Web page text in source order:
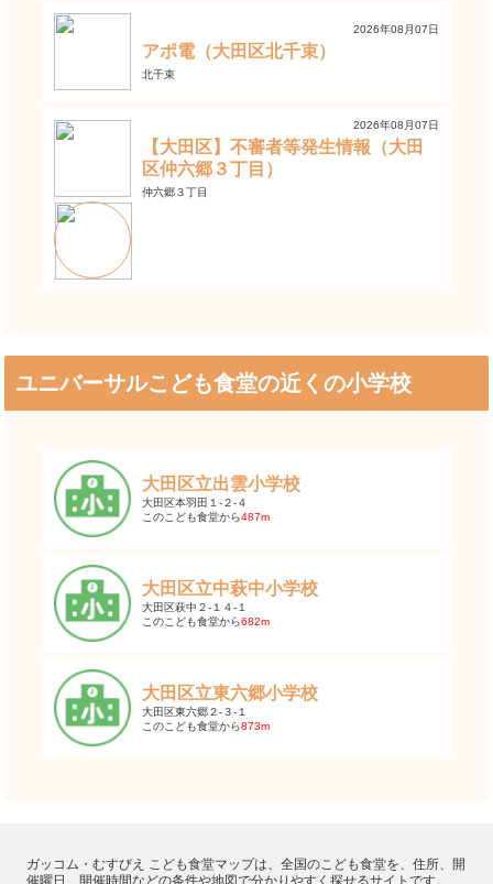
2026年08月07日
アポ電（大田区北千束）
北千束
2026年08月07日
【大田区】不審者等発生情報（大田
区仲六郷３丁目）
仲六郷３丁目
ユニバーサルこども食堂の近くの小学校
大田区立出雲小学校
大田区本羽田１-２-４
このこども食堂から487m
大田区立中萩中小学校
大田区萩中２-１４-１
このこども食堂から682m
大田区立東六郷小学校
大田区東六郷２-３-１
このこども食堂から873m
ガッコム・むすびえ こども食堂マップは、全国のこども食堂を、住所、開
催曜日、開催時間などの条件や地図で分かりやすく探せるサイトです。